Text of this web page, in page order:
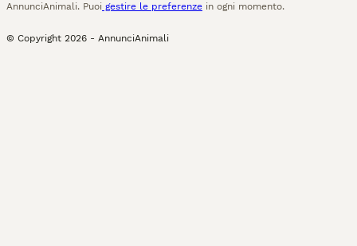
AnnunciAnimali. Puoi gestire le preferenze in ogni momento.
© Copyright 2026 - AnnunciAnimali